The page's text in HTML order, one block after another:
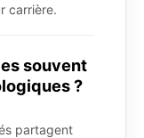
carrière.
souvent
?
partagent